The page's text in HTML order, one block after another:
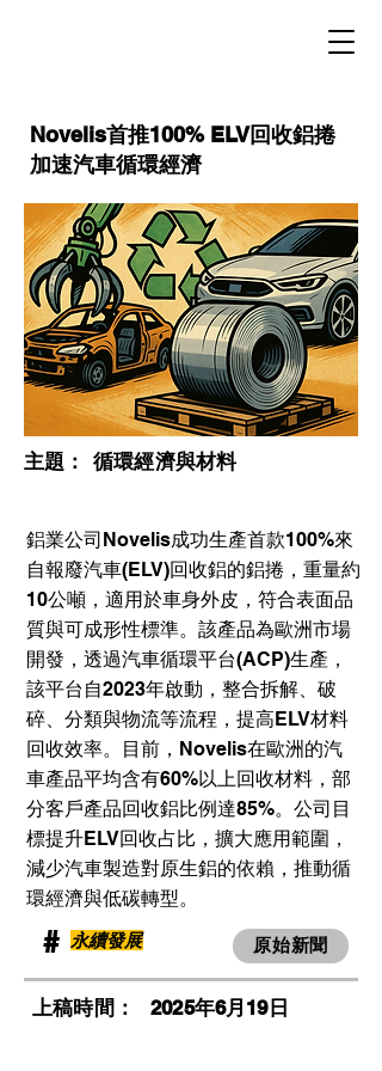
Novelis首推100% ELV回收鋁捲
加速汽車循環經濟
​主題： 循環經濟與材料
鋁業公司Novelis成功生產首款100%來
自報廢汽車(ELV)回收鋁的鋁捲，重量約
10公噸，適用於車身外皮，符合表面品
質與可成形性標準。該產品為歐洲市場
開發，透過汽車循環平台(ACP)生產，
該平台自2023年啟動，整合拆解、破
碎、分類與物流等流程，提高ELV材料
回收效率。目前，Novelis在歐洲的汽
車產品平均含有60%以上回收材料，部
分客戶產品回收鋁比例達85%。公司目
標提升ELV回收占比，擴大應用範圍，
減少汽車製造對原生鋁的依賴，推動循
環經濟與低碳轉型。
​# 永續發展 原始新聞
​上稿時間： 2025年6月19日